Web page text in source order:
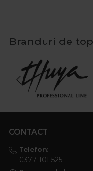
Branduri de top
CONTACT
Telefon:
0377 101 525